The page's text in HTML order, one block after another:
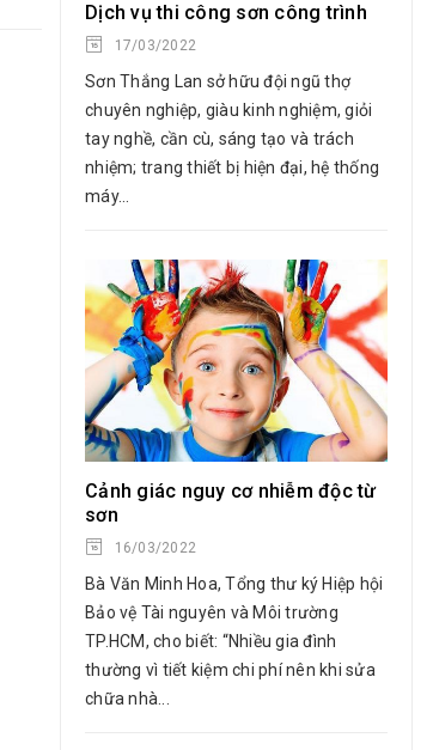
Dịch vụ thi công sơn công trình
17/03/2022
Sơn Thắng Lan sở hữu đội ngũ thợ
chuyên nghiệp, giàu kinh nghiệm, giỏi
tay nghề, cần cù, sáng tạo và trách
nhiệm; trang thiết bị hiện đại, hệ thống
máy...
Cảnh giác nguy cơ nhiễm độc từ
sơn
16/03/2022
Bà Văn Minh Hoa, Tổng thư ký Hiệp hội
Bảo vệ Tài nguyên và Môi trường
TP.HCM, cho biết: “Nhiều gia đình
thường vì tiết kiệm chi phí nên khi sửa
chữa nhà...